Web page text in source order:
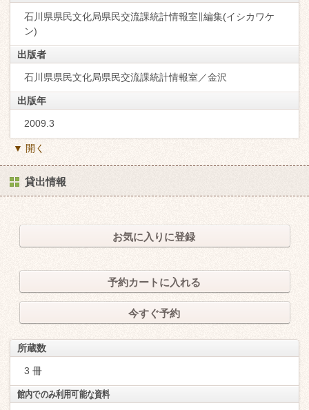
石川県県民文化局県民交流課統計情報室∥編集(イシカワケ
ン)
出版者
石川県県民文化局県民交流課統計情報室／金沢
出版年
2009.3
▼ 開く
貸出情報
お気に入りに登録
予約カートに入れる
今すぐ予約
所蔵数
3 冊
館内でのみ利用可能な資料